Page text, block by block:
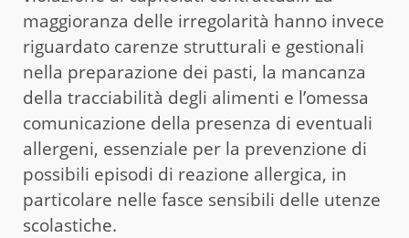
maggioranza delle irregolarità hanno invece
riguardato carenze strutturali e gestionali
nella preparazione dei pasti, la mancanza
della tracciabilità degli alimenti e l’omessa
comunicazione della presenza di eventuali
allergeni, essenziale per la prevenzione di
possibili episodi di reazione allergica, in
particolare nelle fasce sensibili delle utenze
scolastiche.